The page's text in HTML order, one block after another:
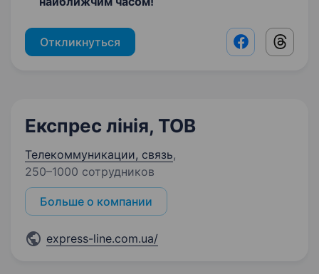
Откликнуться Facebook
Експрес лінія, ТОВ
Телекоммуникации, связь,
250–1000 сотрудников
Больше о компании
express-line.com.ua/